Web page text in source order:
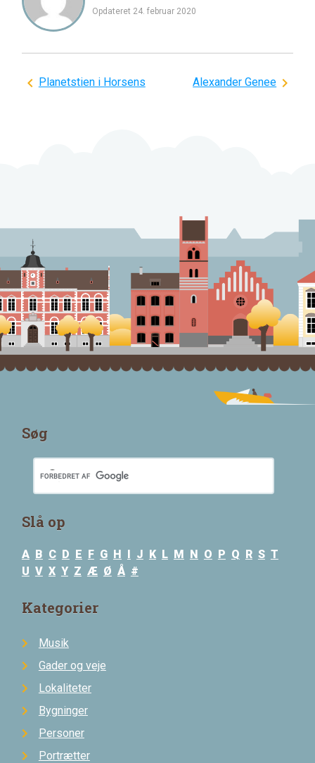
Opdateret 24. februar 2020
Indlægsnavigation
Planetstien i Horsens Alexander Genee
Søg
Slå op
A B C D E F G H I J K L M N O P Q R S T
U V X Y Z Æ Ø Å #
Kategorier
Musik
Gader og veje
Lokaliteter
Bygninger
Personer
Portrætter